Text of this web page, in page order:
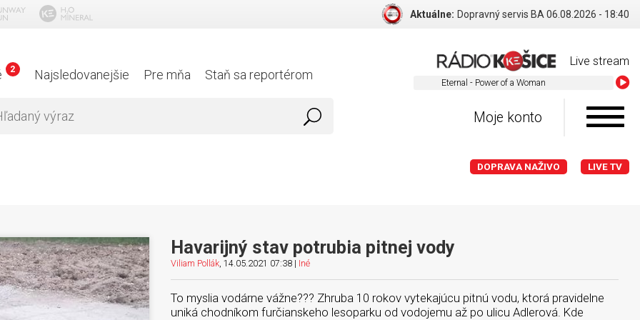
Aktuálne: Dopravný servis BA 06.08.2026 - 18:40
Live stream
2 Najsledovanejšie Pre mňa Staň sa reportérom
Moje konto
DOPRAVA NAŽIVO LIVE TV
Havarijný stav potrubia pitnej vody
Viliam Pollák, 14.05.2021 07:38 | Iné
To myslia vodárne vážne??? Zhruba 10 rokov vytekajúcu pitnú vodu, ktorá pravidelne
uniká chodníkom furčianskeho lesoparku od vodojemu až po ulicu Adlerová. Kde